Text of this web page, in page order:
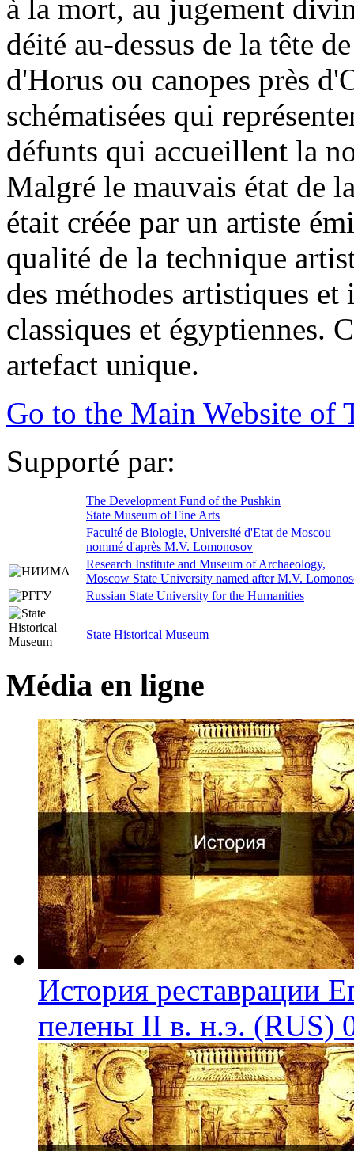
à la mort, au jugement
déité au-dessus de la tête
d'Horus ou canopes près
schématisées qui
défunts qui accueillent la
Malgré le mauvais état de
était créée par un artiste
qualité de la technique
des méthodes artistiques
classiques et égyptiennes.
artefact unique.
Go to the Main Website of
Supporté par:
The Development Fund of the Pushkin
State Museum of Fine Arts
Faculté de Biologie, Université d'Etat de Moscou
nommé d'après M.V. Lomonosov
Research Institute and Museum of Archaeology,
Moscow State University named after M.V.
Russian State University for the Humanities
State Historical Museum
Média en ligne
История реставрации
пелены II в. н.э. (RUS)